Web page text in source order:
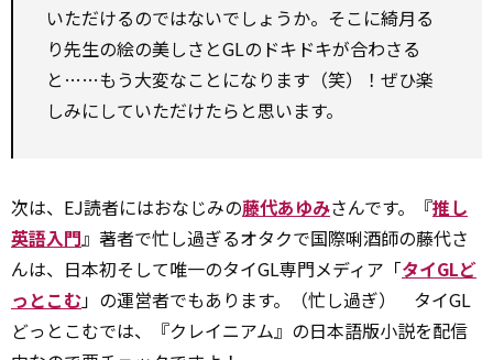
いただけるのではないでしょうか。そこに綺月る
り先生の絵の美しさとGLのドキドキが合わさる
と……もう大変なことになります（笑）！ぜひ楽
しみにしていただけたらと思います。
次は、EJ読者にはおなじみの藤代あゆみさんです。『推し
英語入門』著者で忙し過ぎるオタクで国際唎酒師の藤代さ
んは、日本初そして唯一のタイGL専門メディア「タイGLど
っとこむ」の運営者でもあります。（忙し過ぎ） タイGL
どっとこむでは、『クレイニアム』の日本語版小説を配信